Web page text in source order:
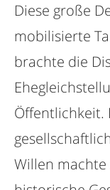
Diese große
mobilisierte
brachte die
Öffentlichkeit.
Willen